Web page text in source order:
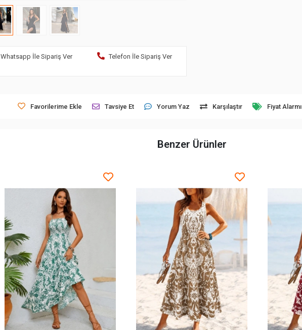
Whatsapp İle Sipariş Ver Telefon İle Sipariş Ver
Favorilerime Ekle Tavsiye Et Yorum Yaz Karşılaştır Fiyat Alarmı
Benzer Ürünler